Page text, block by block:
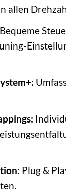
allen
Bequeme
Plug &